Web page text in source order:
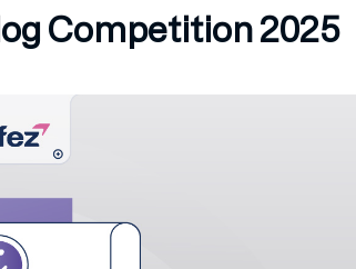
Competition 2025